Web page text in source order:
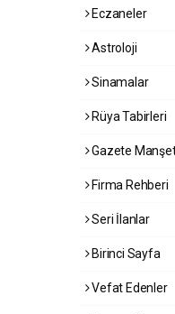
Eczaneler
Astroloji
Sinamalar
Rüya Tabirleri
Gazete
Firma Rehberi
Seri İlanlar
Birinci Sayfa
Vefat Edenler